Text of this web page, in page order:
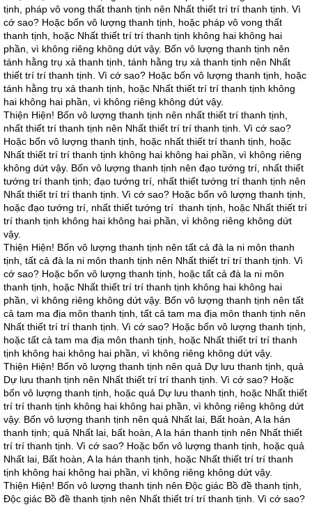
tịnh, pháp vô vong thất thanh tịnh nên Nhất thiết trí trí thanh tịnh. Vì
cớ sao? Hoặc bốn vô lượng thanh tịnh, hoặc pháp vô vong thất
thanh tịnh, hoặc Nhất thiết trí trí thanh tịnh không hai không hai
phần, vì không riêng không dứt vậy. Bốn vô lượng thanh tịnh nên
tánh hằng trụ xả thanh tịnh, tánh hằng trụ xả thanh tịnh nên Nhất
thiết trí trí thanh tịnh. Vì cớ sao? Hoặc bốn vô lượng thanh tịnh, hoặc
tánh hằng trụ xả thanh tịnh, hoặc Nhất thiết trí trí thanh tịnh không
hai không hai phần, vì không riêng không dứt vậy.
Thiện Hiện! Bốn vô lượng thanh tịnh nên nhất thiết trí thanh tịnh,
nhất thiết trí thanh tịnh nên Nhất thiết trí trí thanh tịnh. Vì cớ sao?
Hoặc bốn vô lượng thanh tịnh, hoặc nhất thiết trí thanh tịnh, hoặc
Nhất thiết trí trí thanh tịnh không hai không hai phần, vì không riêng
không dứt vậy. Bốn vô lượng thanh tịnh nên đạo tướng trí, nhất thiết
tướng trí thanh tịnh; đạo tướng trí, nhất thiết tướng trí thanh tịnh nên
Nhất thiết trí trí thanh tịnh. Vì cớ sao? Hoặc bốn vô lượng thanh tịnh,
hoặc đạo tướng trí, nhất thiết tướng trí thanh tịnh, hoặc Nhất thiết trí
trí thanh tịnh không hai không hai phần, vì không riêng không dứt
vậy.
Thiện Hiện! Bốn vô lượng thanh tịnh nên tất cả đà la ni môn thanh
tịnh, tất cả đà la ni môn thanh tịnh nên Nhất thiết trí trí thanh tịnh. Vì
cớ sao? Hoặc bốn vô lượng thanh tịnh, hoặc tất cả đà la ni môn
thanh tịnh, hoặc Nhất thiết trí trí thanh tịnh không hai không hai
phần, vì không riêng không dứt vậy. Bốn vô lượng thanh tịnh nên tất
cả tam ma địa môn thanh tịnh, tất cả tam ma địa môn thanh tịnh nên
Nhất thiết trí trí thanh tịnh. Vì cớ sao? Hoặc bốn vô lượng thanh tịnh,
hoặc tất cả tam ma địa môn thanh tịnh, hoặc Nhất thiết trí trí thanh
tịnh không hai không hai phần, vì không riêng không dứt vậy.
Thiện Hiện! Bốn vô lượng thanh tịnh nên quả Dự lưu thanh tịnh, quả
Dự lưu thanh tịnh nên Nhất thiết trí trí thanh tịnh. Vì cớ sao? Hoặc
bốn vô lượng thanh tịnh, hoặc quả Dự lưu thanh tịnh, hoặc Nhất thiết
trí trí thanh tịnh không hai không hai phần, vì không riêng không dứt
vậy. Bốn vô lượng thanh tịnh nên quả Nhất lai, Bất hoàn, A la hán
thanh tịnh; quả Nhất lai, bất hoàn, A la hán thanh tịnh nên Nhất thiết
trí trí thanh tịnh. Vì cớ sao? Hoặc bốn vô lượng thanh tịnh, hoặc quả
Nhất lai, Bất hoàn, A la hán thanh tịnh, hoặc Nhất thiết trí trí thanh
tịnh không hai không hai phần, vì không riêng không dứt vậy.
Thiện Hiện! Bốn vô lượng thanh tịnh nên Độc giác Bồ đề thanh tịnh,
Độc giác Bồ đề thanh tịnh nên Nhất thiết trí trí thanh tịnh. Vì cớ sao?